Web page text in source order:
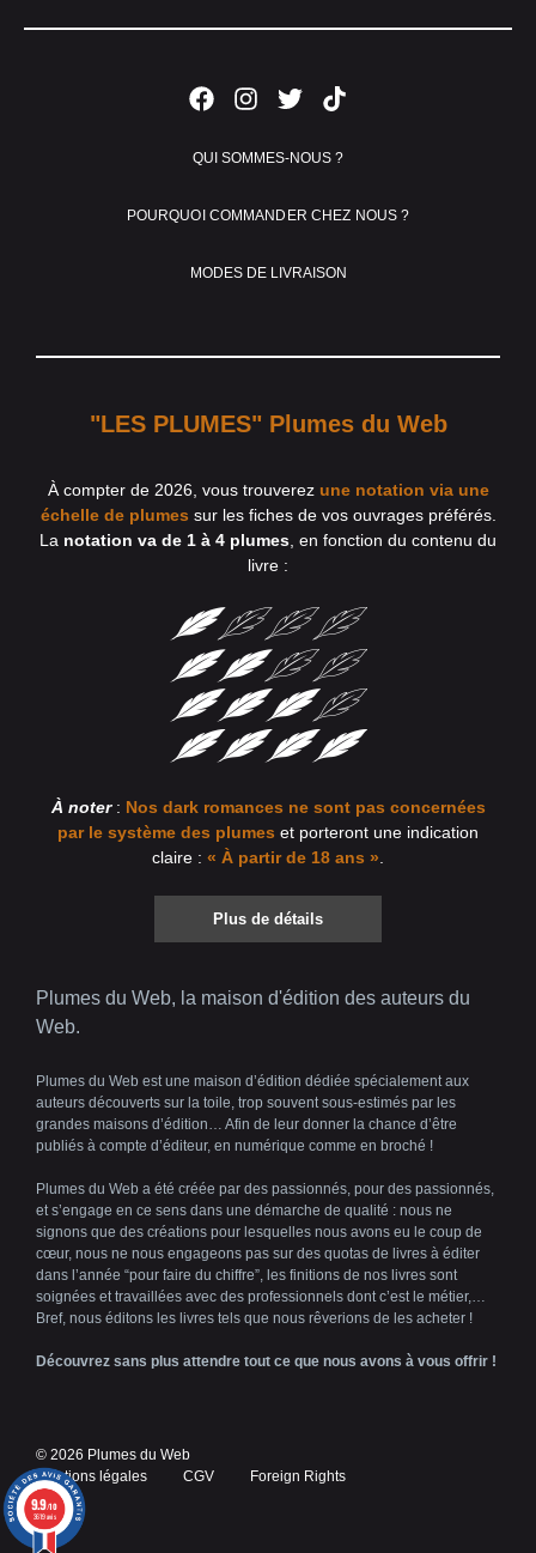
QUI SOMMES-NOUS ?
POURQUOI COMMANDER CHEZ NOUS ?
MODES DE LIVRAISON
"LES PLUMES" Plumes du Web
À compter de 2026, vous trouverez une notation via une
échelle de plumes sur les fiches de vos ouvrages préférés.
La notation va de 1 à 4 plumes , en fonction du contenu du
livre :
À noter: Nos dark romances ne sont pas concernées
par le système des plumes et porteront une indication
claire : « À partir de 18 ans ».
Plus de détails
Plumes du Web, la maison d'édition des auteurs du
Web.
Plumes du Web est une maison d’édition dédiée spécialement aux
auteurs découverts sur la toile, trop souvent sous-estimés par les
grandes maisons d’édition… Afin de leur donner la chance d’être
publiés à compte d’éditeur, en numérique comme en broché !
Plumes du Web a été créée par des passionnés, pour des passionnés,
et s’engage en ce sens dans une démarche de qualité : nous ne
signons que des créations pour lesquelles nous avons eu le coup de
cœur, nous ne nous engageons pas sur des quotas de livres à éditer
dans l’année “pour faire du chiffre”, les finitions de nos livres sont
soignées et travaillées avec des professionnels dont c’est le métier,…
Bref, nous éditons les livres tels que nous rêverions de les acheter !
Découvrez sans plus attendre tout ce que nous avons à vous offrir !
© 2026 Plumes du Web
Mentions légales
CGV Foreign Rights
9.9/10
3619 avis